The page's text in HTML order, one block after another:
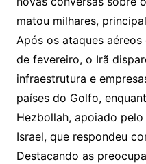
matou milhares,
Após os ataques
de fevereiro, o Irã
infraestrutura e
países do Golfo,
Hezbollah, apoiado
Israel, que respondeu
Destacando as